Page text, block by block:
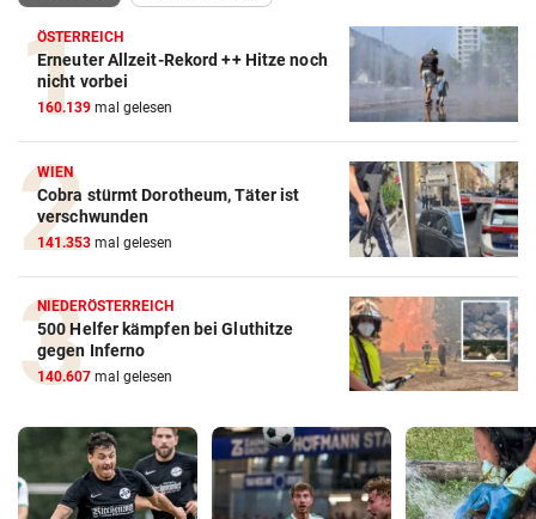
ÖSTERREICH
Erneuter Allzeit-Rekord ++ Hitze noch
nicht vorbei
160.139 mal gelesen
WIEN
Cobra stürmt Dorotheum, Täter ist
verschwunden
141.353 mal gelesen
NIEDERÖSTERREICH
500 Helfer kämpfen bei Gluthitze
gegen Inferno
140.607 mal gelesen